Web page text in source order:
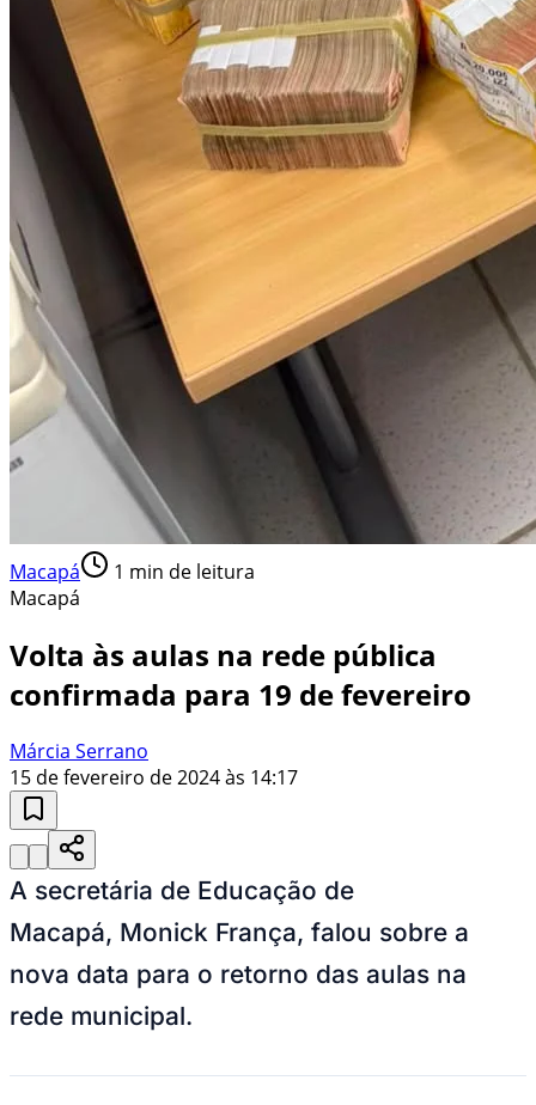
Macapá 1 min de leitura
Macapá
Volta às aulas na rede pública
confirmada para 19 de fevereiro
Márcia Serrano
15 de fevereiro de 2024 às 14:17
A secretária de Educação de
Macapá, Monick França, falou sobre a
nova data para o retorno das aulas na
rede municipal.